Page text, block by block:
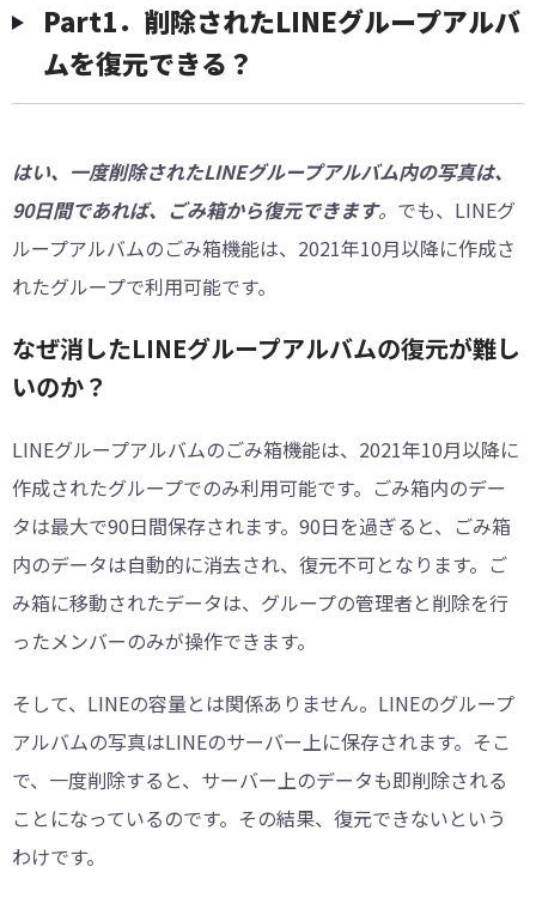
︎︎Part1．削除されたLINEグループアルバ
ムを復元できる？
はい、一度削除されたLINEグループアルバム内の写真は、
90日間であれば、ごみ箱から復元できます。 でも、LINEグ
ループアルバムのごみ箱機能は、2021年10月以降に作成さ
れたグループで利用可能です。
なぜ消したLINEグループアルバムの復元が難し
いのか？
LINEグループアルバムのごみ箱機能は、2021年10月以降に
作成されたグループでのみ利用可能です。ごみ箱内のデー
タは最大で90日間保存されます。90日を過ぎると、ごみ箱
内のデータは自動的に消去され、復元不可となります。ご
み箱に移動されたデータは、グループの管理者と削除を行
ったメンバーのみが操作できます。
そして、LINEの容量とは関係ありません。LINEのグループ
アルバムの写真はLINEのサーバー上に保存されます。そこ
で、一度削除すると、サーバー上のデータも即削除される
ことになっているのです。その結果、復元できないという
わけです。